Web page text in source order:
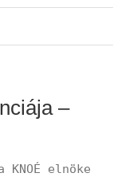
–
elnöke